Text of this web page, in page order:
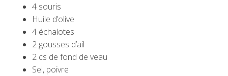
4 souris
Huile d’olive
4 échalotes
2 gousses d’ail
2 cs de fond de veau
Sel, poivre